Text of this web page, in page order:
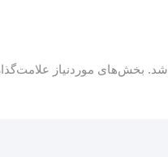
بخش‌های موردنیاز علامت‌گذاری